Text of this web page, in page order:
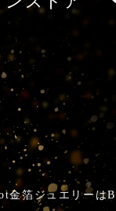
箔ジュエリーは